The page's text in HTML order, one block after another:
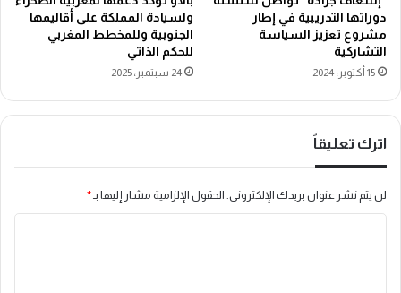
دوراتها التدريبية في إطار
مشروع تعزيز السياسة
التشاركية
15 أكتوبر، 2024
ولسيادة المملكة على أقاليمها
الجنوبية وللمخطط المغربي
للحكم الذاتي
24 سبتمبر، 2025
اترك تعليقاً
لن يتم نشر عنوان بريدك الإلكتروني. الحقول الإلزامية مشار إليها بـ*